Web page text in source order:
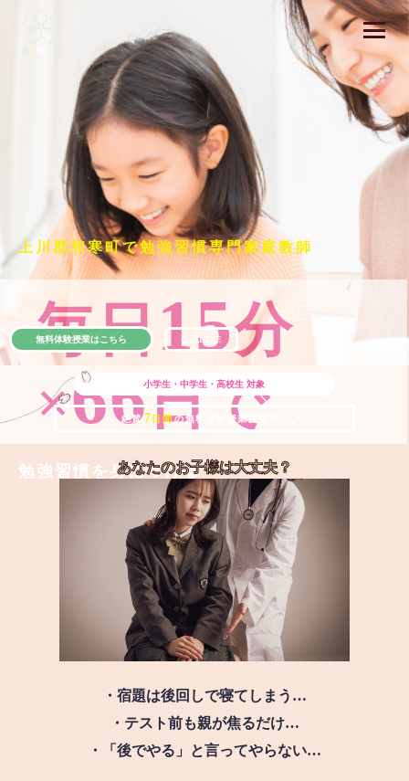
上川郡和寒町で勉強習慣専門家庭教師
毎日15分
×66日で
勉強習慣を身につける
小学生・中学生・高校生 対象
＼ 絶賛 7 日間の無料体験授業実施中!! ／
無料体験授業はこちら 公式LINE
あなたのお子様は大丈夫？
・宿題は後回しで寝てしまう…
・テスト前も親が焦るだけ…
・「後でやる」と言ってやらない…